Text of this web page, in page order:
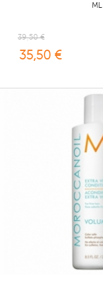
ML
39,50 €
35,50 €